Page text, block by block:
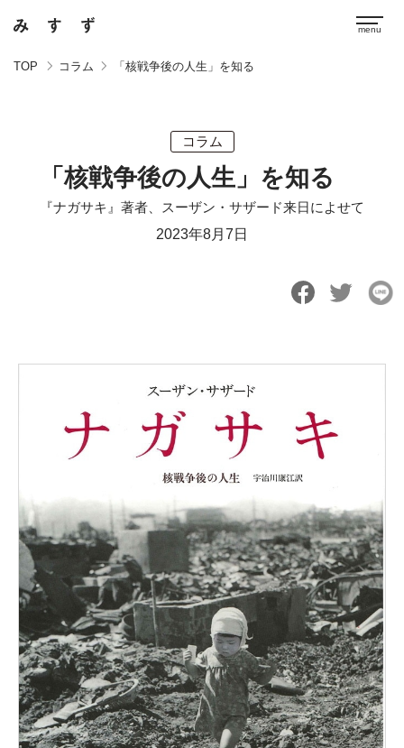
TOP コラム 「核戦争後の人生」を知る
コラム
「核戦争後の人生」を知る
『ナガサキ』著者、スーザン・サザード来日によせて
2023年8月7日